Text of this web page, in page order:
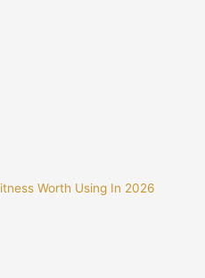
Worth Using In 2026